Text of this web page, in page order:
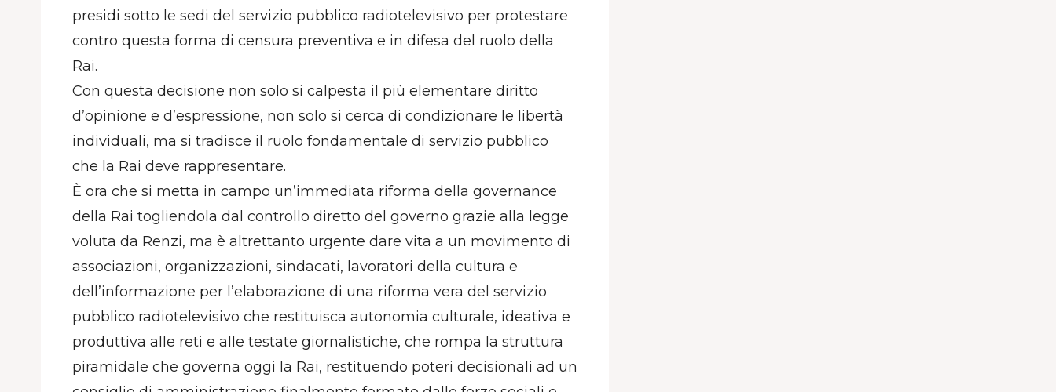
presidi sotto le sedi del servizio pubblico radiotelevisivo per protestare
contro questa forma di censura preventiva e in difesa del ruolo della
Rai.
Con questa decisione non solo si calpesta il più elementare diritto
d’opinione e d’espressione, non solo si cerca di condizionare le libertà
individuali, ma si tradisce il ruolo fondamentale di servizio pubblico
che la Rai deve rappresentare.
È ora che si metta in campo un’immediata riforma della governance
della Rai togliendola dal controllo diretto del governo grazie alla legge
voluta da Renzi, ma è altrettanto urgente dare vita a un movimento di
associazioni, organizzazioni, sindacati, lavoratori della cultura e
dell’informazione per l’elaborazione di una riforma vera del servizio
pubblico radiotelevisivo che restituisca autonomia culturale, ideativa e
produttiva alle reti e alle testate giornalistiche, che rompa la struttura
piramidale che governa oggi la Rai, restituendo poteri decisionali ad un